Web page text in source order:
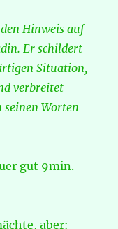
Hinweis auf
Er schildert
Situation,
verbreitet
Worten
gut 9min.
aber: